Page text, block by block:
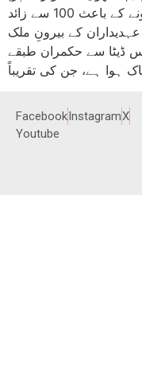
مشتمل 2.94 ٹیرا بائیٹس کا ڈیٹا لیک ہونے کے باعث 100 سے زائد
کے بیرونِ ملک
ڈیٹا سے حکمران طبقے
FacebookInstagramX
Youtube